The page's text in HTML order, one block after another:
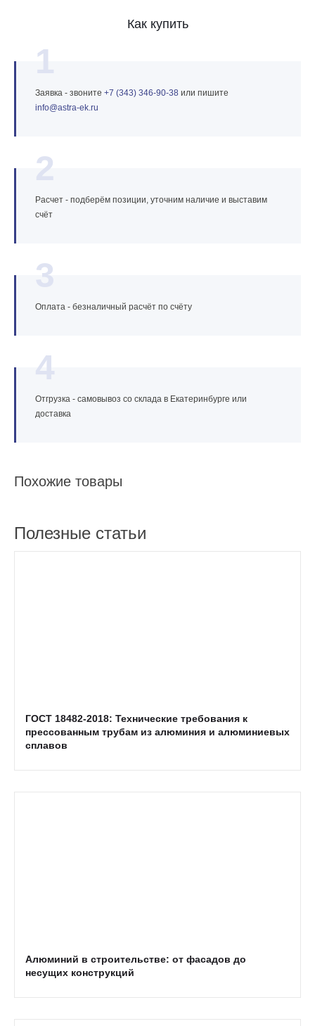
Как купить
1
Заявка - звоните +7 (343) 346‑90‑38 или пишите
info@astra‑ek.ru
2
Расчет - подберём позиции, уточним наличие и выставим
счёт
3
Оплата - безналичный расчёт по счёту
4
Отгрузка - самовывоз со склада в Екатеринбурге или
доставка
Похожие товары
Полезные статьи
ГОСТ 18482-2018: Технические требования к
прессованным трубам из алюминия и алюминиевых
сплавов
Алюминий в строительстве: от фасадов до
несущих конструкций